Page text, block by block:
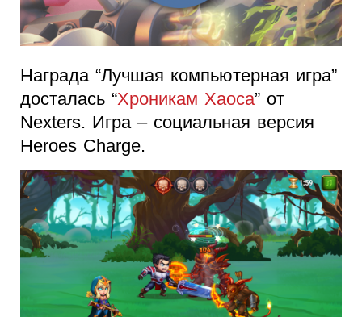
Награда “Лучшая компьютерная игра”
досталась “Хроникам Хаоса” от
Nexters. Игра – социальная версия
Heroes Charge.